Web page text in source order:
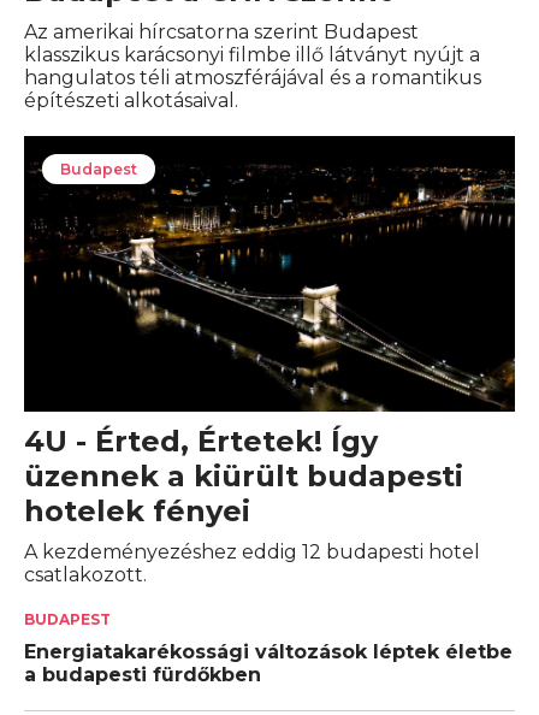
Az amerikai hírcsatorna szerint Budapest
klasszikus karácsonyi filmbe illő látványt nyújt a
hangulatos téli atmoszférájával és a romantikus
építészeti alkotásaival.
Budapest
4U - Érted, Értetek! Így
üzennek a kiürült budapesti
hotelek fényei
A kezdeményezéshez eddig 12 budapesti hotel
csatlakozott.
BUDAPEST
Energiatakarékossági változások léptek életbe
a budapesti fürdőkben